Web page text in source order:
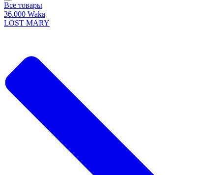
Все товары
36.000 Waka
LOST MARY